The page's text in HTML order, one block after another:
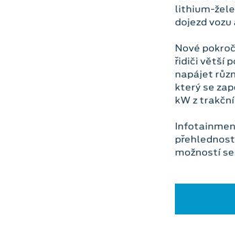
lithium-
dojezd
Nové
řidiči větší
napájet
který se
kW z
možností